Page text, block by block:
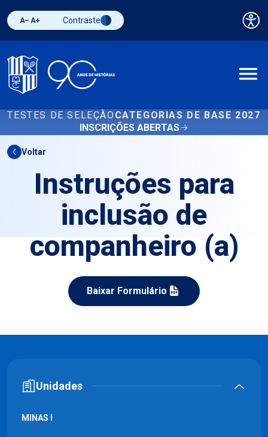
Diminuir fonte
Aumentar fonteAlternar contraste
Contraste
TESTES DE SELEÇÃO CATEGORIAS DE BASE 2027
INSCRIÇÕES ABERTAS
Voltar
Instruções para
inclusão de
companheiro (a)
Baixar Formulário
Unidades
MINAS I